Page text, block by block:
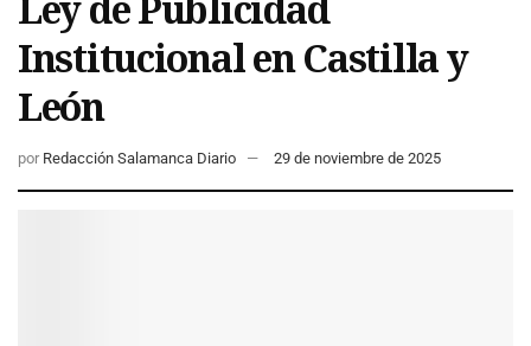
Institucional en Castilla y
León
por Redacción Salamanca Diario 29 de noviembre de 2025